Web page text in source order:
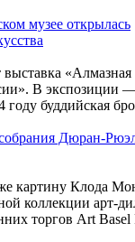
музее открылась
«Алмазная
В экспозиции
году буддийская
Дюран-
картину Клода
коллекции арт-
торгов Art Basel